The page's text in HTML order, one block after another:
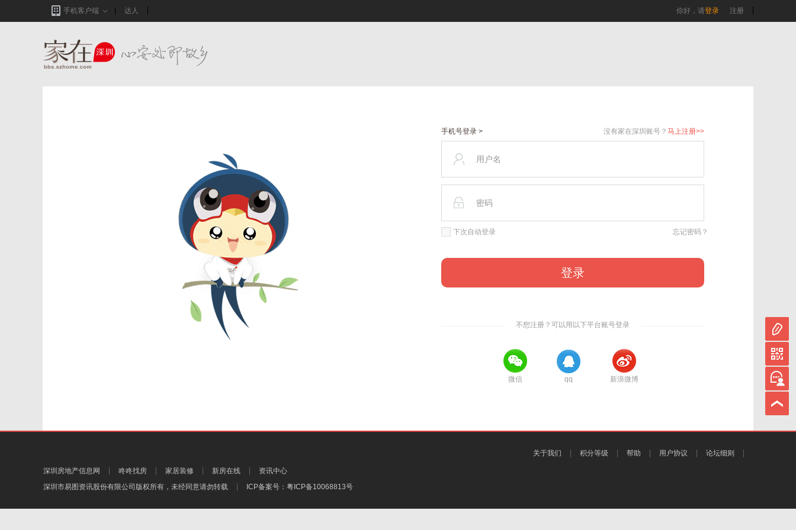
手机客户端 达人 你好，请登录 注册
手机号登录 > 没有家在深圳账号？ 马上注册>>
下次自动登录 忘记密码？
登录
不想注册？可以用以下平台账号登录
微信 qq 新浪微博
深圳房地产信息网 咚咚找房 家居装修 新房在线
资讯中心
深圳市易图资讯股份有限公司 版权所有，未经同意请勿转载 ICP备案号： 粤ICP备10068813号
关于我们 积分等级 帮助 用户协议 论坛细则